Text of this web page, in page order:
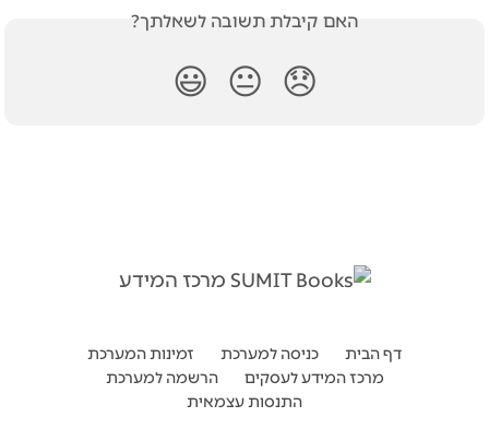
האם קיבלת תשובה לשאלתך?
😞
😐
😃
דף הבית כניסה למערכת
זמינות המערכת
מרכז המידע לעסקים
הרשמה למערכת
התנסות עצמאית